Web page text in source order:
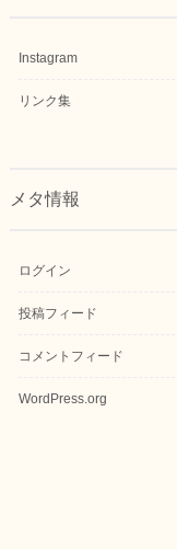
Instagram
リンク集
メタ情報
ログイン
投稿フィード
コメントフィード
WordPress.org